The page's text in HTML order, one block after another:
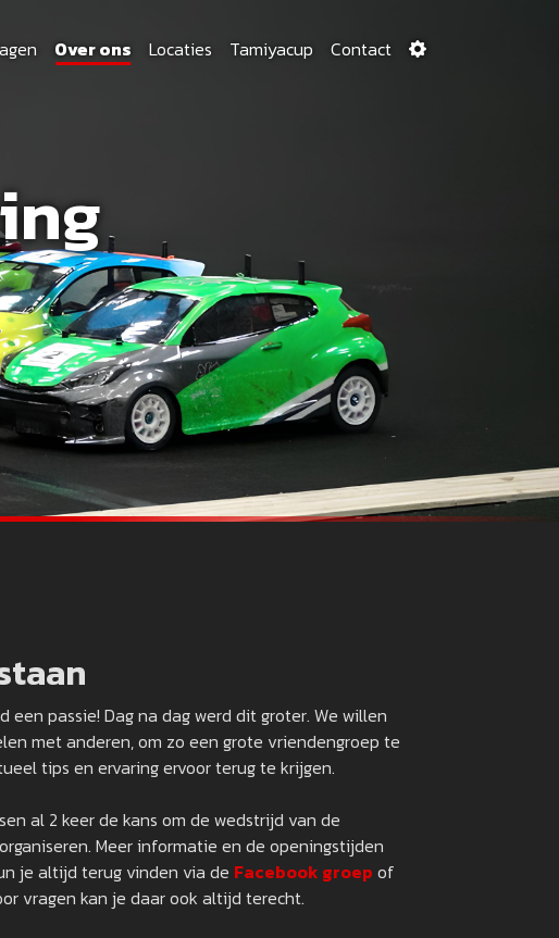
Over ons Locaties Tamiyacup Contact
een passie! Dag na dag werd dit groter. We willen
met anderen, om zo een grote vriendengroep te
tips en ervaring ervoor terug te krijgen.
al 2 keer de kans om de wedstrijd van de
Meer informatie en de openingstijden
je altijd terug vinden via de Facebook groep of
vragen kan je daar ook altijd terecht.